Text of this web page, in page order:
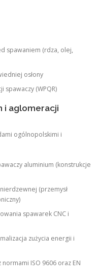
spawaniem (rdza, olej,
osłony
(WPQR)
i aglomeracji
ogólnopolskimi i
aluminium (konstrukcje
(przemysł
spawarek CNC i
zużycia energii i
ISO 9606 oraz EN